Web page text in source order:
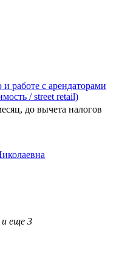
работе с арендаторами
/ street retail)
до вычета налогов
и еще 3